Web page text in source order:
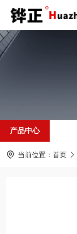
产品中心
当前位置： 首页